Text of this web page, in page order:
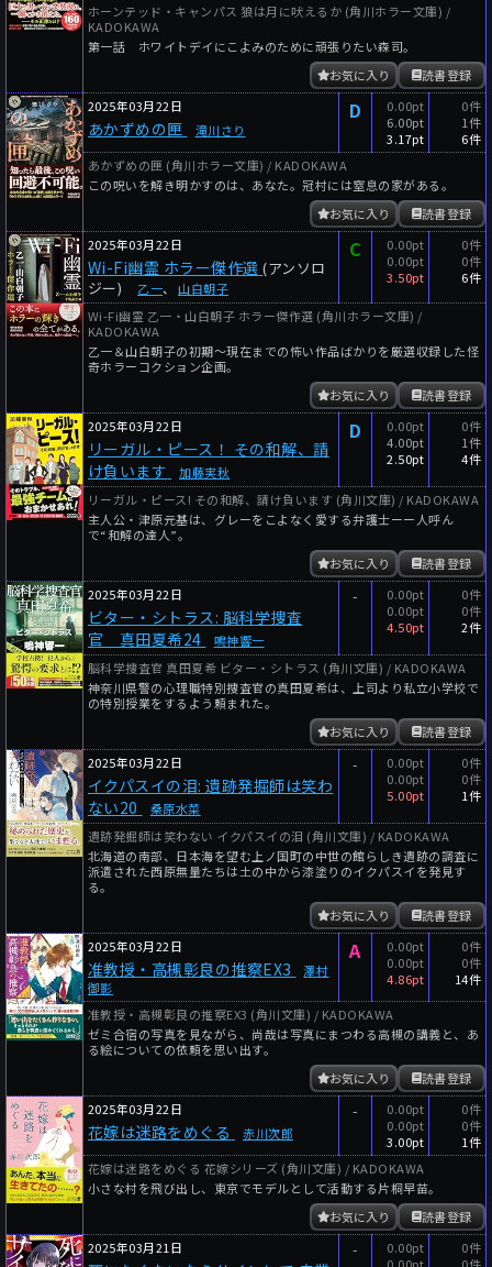
ホーンテッド・キャンパス 狼は月に吠えるか (角川ホラー文庫) /
KADOKAWA
第一話 ホワイトデイにこよみのために頑張りたい森司。
読書登録
お気に入り
2025年03月22日
あかずめの匣 滝川さり
D
0.00pt
6.00pt
3.17pt
0件
1件
6件
あかずめの匣 (角川ホラー文庫) / KADOKAWA
この呪いを解き明かすのは、あなた。冠村には窒息の家がある。
読書登録
お気に入り
2025年03月22日
Wi-Fi幽霊 ホラー傑作選 (アンソロ
ジー)
乙一、山白朝子
C
0.00pt
0.00pt
3.50pt
0件
0件
6件
Wi-Fi幽霊 乙一・山白朝子 ホラー傑作選 (角川ホラー文庫) /
KADOKAWA
乙一＆山白朝子の初期〜現在までの怖い作品ばかりを厳選収録した怪
奇ホラーコクション企画。
読書登録
お気に入り
2025年03月22日
リーガル・ピース！ その和解、請
け負います
加藤実秋
D
0.00pt
4.00pt
2.50pt
0件
1件
4件
リーガル・ピース! その和解、請け負います (角川文庫) / KADOKAWA
主人公・津原元基は、グレーをこよなく愛する弁護士ーー人呼ん
で“和解の達人”。
読書登録
お気に入り
2025年03月22日
ビター・シトラス: 脳科学捜査
官 真田夏希24
鳴神響一
-
0.00pt
0.00pt
4.50pt
0件
0件
2件
脳科学捜査官 真田夏希 ビター・シトラス (角川文庫) / KADOKAWA
神奈川県警の心理職特別捜査官の真田夏希は、上司より私立小学校で
の特別授業をするよう頼まれた。
読書登録
お気に入り
2025年03月22日
イクパスイの泪: 遺跡発掘師は笑わ
ない20
桑原水菜
-
0.00pt
0.00pt
5.00pt
0件
0件
1件
遺跡発掘師は笑わない イクパスイの泪 (角川文庫) / KADOKAWA
北海道の南部、日本海を望む上ノ国町の中世の館らしき遺跡の調査に
派遣された西原無量たちは土の中から漆塗りのイクパスイを発見す
る。
読書登録
お気に入り
2025年03月22日
准教授・高槻彰良の推察EX3
澤村
御影
A
0.00pt
0.00pt
4.86pt
0件
0件
14件
准教授・高槻彰良の推察EX3 (角川文庫) / KADOKAWA
ゼミ合宿の写真を見ながら、尚哉は写真にまつわる高槻の講義と、あ
る絵についての依頼を思い出す。
読書登録
お気に入り
2025年03月22日
花嫁は迷路をめぐる 赤川次郎
-
0.00pt
0.00pt
3.00pt
0件
0件
1件
花嫁は迷路をめぐる 花嫁シリーズ (角川文庫) / KADOKAWA
小さな村を飛び出し、東京でモデルとして活動する片桐早苗。
読書登録
お気に入り
2025年03月21日
-
0.00pt
0.00pt
0件
0件